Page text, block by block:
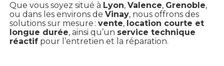
Que vous soyez situé à Lyon, Valence, Grenoble,
ou dans les environs de Vinay, nous offrons des
solutions sur mesure : vente, location courte et
longue durée, ainsi qu’un service technique
réactif pour l’entretien et la réparation.